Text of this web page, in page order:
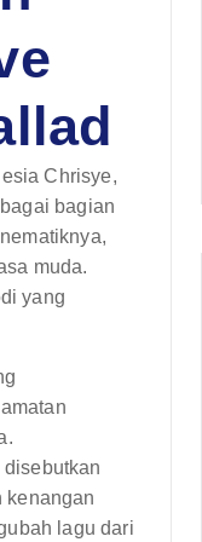
Chrisye,
bagian
muda.
yang
kenangan
lagu dari